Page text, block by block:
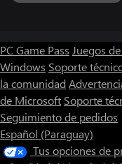
PC Game Pass Juegos
Windows Soporte
la comunidad
de Microsoft Soporte
Seguimiento de pedidos
Español (Paraguay)
Tus opciones de